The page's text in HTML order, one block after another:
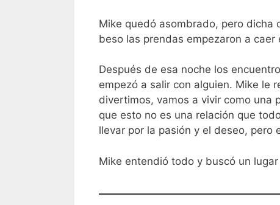
Mike quedó asombrado, pero dicha
beso las prendas empezaron a
Después de esa noche los
empezó a salir con alguien. Mike le
divertimos, vamos a vivir como una
que esto no es una relación que
llevar por la pasión y el deseo, pero
Mike entendió todo y buscó un